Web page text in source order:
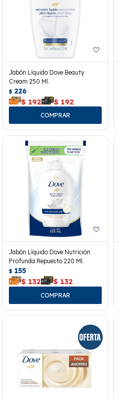
Jabón Líquido Dove Beauty
Cream 250 Ml.
$ 226
$ 192 $ 192
Jabón Líquido Dove Nutrición
Profunda Repuesto 220 Ml.
$ 155
$ 132 $ 132